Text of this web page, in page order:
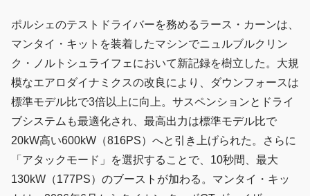
ポルシェのテストドライバーを務めるラース・カーンは、
マンタイ・キットを装着したマシンでニュルブルクリン
ク・ノルトシュライフェにおいて新記録を樹立した。大規
模なエアロダイナミクスの改良により、ダウンフォースは
標準モデル比で3倍以上に向上。サスペンションとドライ
ブシステムも最適化され、最高出力は標準モデル比で
20kW高い600kW（816PS）へと引き上げられた。さらに
「アタックモード」を選択することで、10秒間、最大
130kW（177PS）のブーストが加わる。マンタイ・キッ